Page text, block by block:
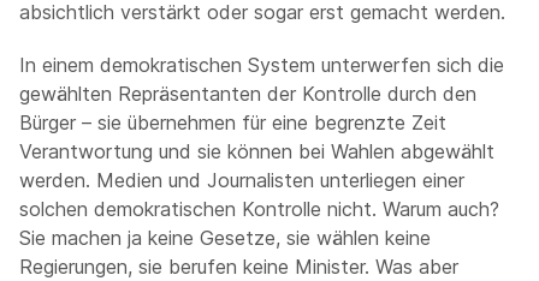
absichtlich verstärkt oder sogar erst gemacht werden.
In einem demokratischen System unterwerfen sich die
gewählten Repräsentanten der Kontrolle durch den
Bürger – sie übernehmen für eine begrenzte Zeit
Verantwortung und sie können bei Wahlen abgewählt
werden. Medien und Journalisten unterliegen einer
solchen demokratischen Kontrolle nicht. Warum auch?
Sie machen ja keine Gesetze, sie wählen keine
Regierungen, sie berufen keine Minister. Was aber